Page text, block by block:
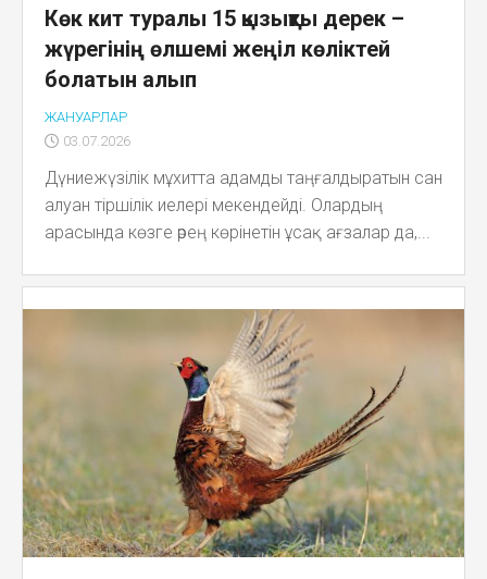
Көк кит туралы 15 қызықты дерек –
жүрегінің өлшемі жеңіл көліктей
болатын алып
ЖАНУАРЛАР
03.07.2026
Дүниежүзілік мұхитта адамды таңғалдыратын сан
алуан тіршілік иелері мекендейді. Олардың
арасында көзге әрең көрінетін ұсақ ағзалар да,...